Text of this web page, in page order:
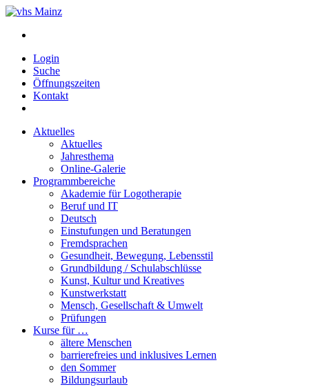
Login
Suche
Öffnungszeiten
Kontakt
Aktuelles
Aktuelles
Jahresthema
Online-Galerie
Programmbereiche
Akademie für Logotherapie
Beruf und IT
Deutsch
Einstufungen und Beratungen
Fremdsprachen
Gesundheit, Bewegung, Lebensstil
Grundbildung / Schulabschlüsse
Kunst, Kultur und Kreatives
Kunstwerkstatt
Mensch, Gesellschaft & Umwelt
Prüfungen
Kurse für …
ältere Menschen
barrierefreies und inklusives Lernen
den Sommer
Bildungsurlaub